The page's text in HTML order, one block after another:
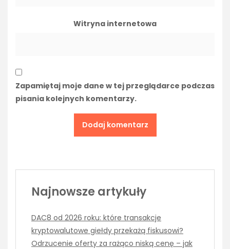
Witryna internetowa
Zapamiętaj moje dane w tej przeglądarce podczas
pisania kolejnych komentarzy.
Najnowsze artykuły
DAC8 od 2026 roku: które transakcje
kryptowalutowe giełdy przekażą fiskusowi?
Odrzucenie oferty za rażąco niską cenę – jak